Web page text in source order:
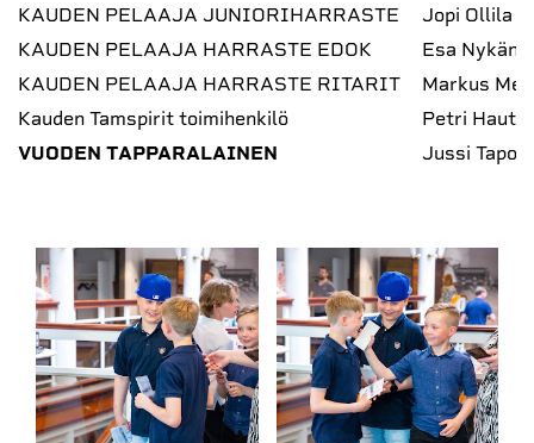
KAUDEN PELAAJA JUNIORIHARRASTE
Jopi Ollila
KAUDEN PELAAJA HARRASTE EDOK
Esa
KAUDEN PELAAJA HARRASTE RITARIT
Markus
Kauden Tamspirit toimihenkilö
Petri
VUODEN TAPPARALAINEN
Jussi Tapola